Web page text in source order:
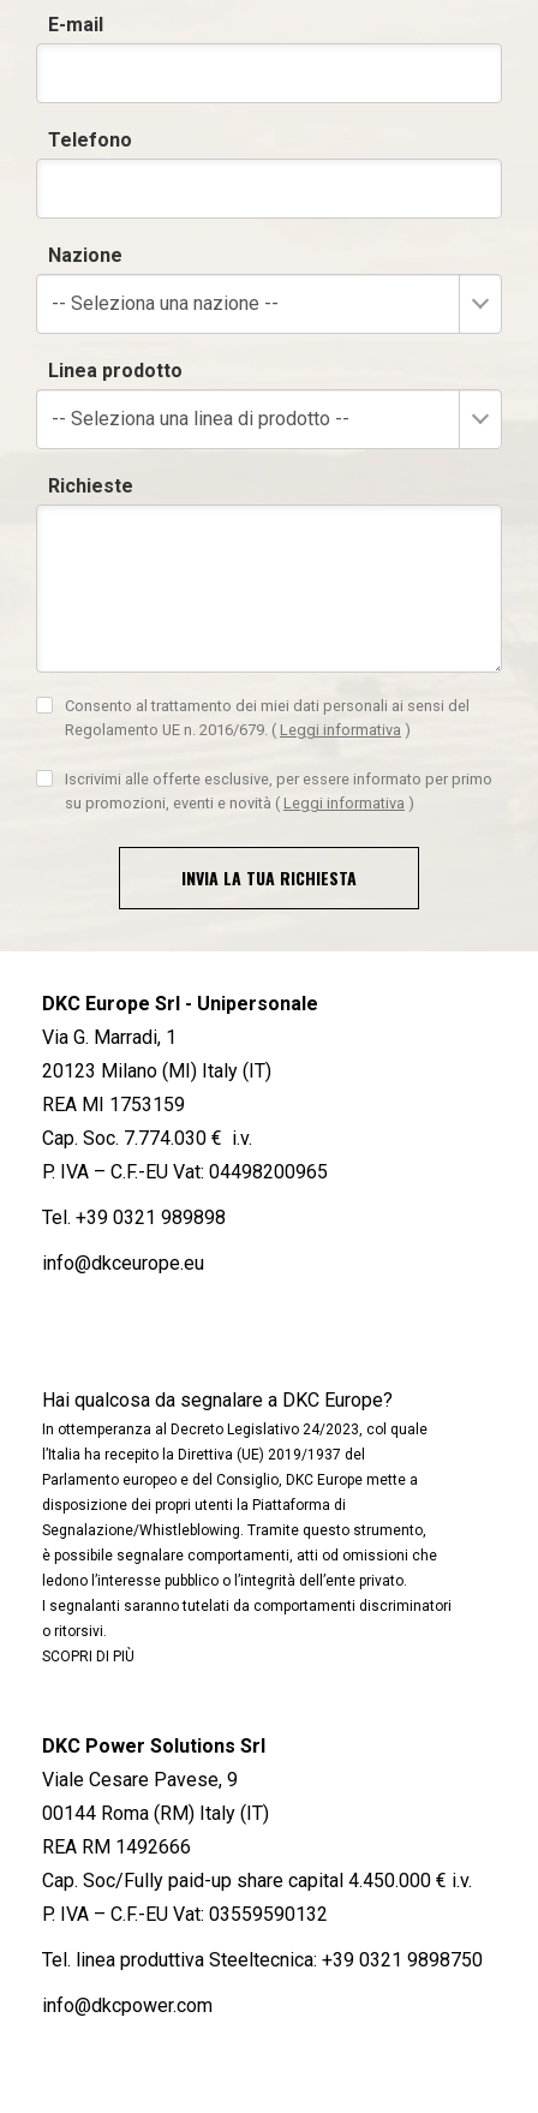
E-mail
Telefono
Nazione
-- Seleziona una nazione --
Linea prodotto
-- Seleziona una linea di prodotto --
Richieste
Consento al trattamento dei miei dati personali ai sensi del
Regolamento UE n. 2016/679. ( Leggi informativa )
Iscrivimi alle offerte esclusive, per essere informato per primo
su promozioni, eventi e novità ( Leggi informativa )
INVIA LA TUA RICHIESTA
DKC Europe Srl - Unipersonale
Via G. Marradi, 1
20123 Milano (MI) Italy (IT)
REA MI 1753159
Cap. Soc. 7.774.030 € i.v.
P. IVA – C.F.-EU Vat: 04498200965
Tel. +39 0321 989898
info@dkceurope.eu
Hai qualcosa da segnalare a DKC Europe?
In ottemperanza al Decreto Legislativo 24/2023, col quale
l’Italia ha recepito la Direttiva (UE) 2019/1937 del
Parlamento europeo e del Consiglio, DKC Europe mette a
disposizione dei propri utenti la Piattaforma di
Segnalazione/Whistleblowing. Tramite questo strumento,
è possibile segnalare comportamenti, atti od omissioni che
ledono l’interesse pubblico o l’integrità dell’ente privato.
I segnalanti saranno tutelati da comportamenti discriminatori
o ritorsivi.
SCOPRI DI PIÙ
DKC Power Solutions Srl
Viale Cesare Pavese, 9
00144 Roma (RM) Italy (IT)
REA RM 1492666
Cap. Soc/Fully paid-up share capital 4.450.000 € i.v.
P. IVA – C.F.-EU Vat: 03559590132
Tel. linea produttiva Steeltecnica: +39 0321 9898750
info@dkcpower.com